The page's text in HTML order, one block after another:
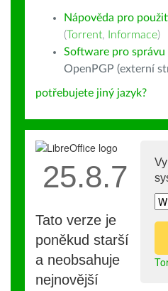
Nápověda pro
(Torrent, Informace)
Software pro správu
OpenPGP (externí
potřebujete jiný jazyk?
25.8.7
Tato verze je
poněkud starší
a neobsahuje
nejnovější